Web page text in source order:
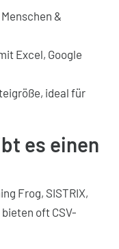
&
Excel, Google
ideal für
es einen
Frog, SISTRIX,
bieten oft CSV-